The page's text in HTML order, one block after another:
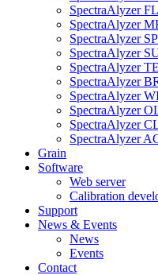
SpectraAlyzer
SpectraAlyzer
SpectraAlyzer
SpectraAlyzer
SpectraAlyzer
SpectraAlyzer
SpectraAlyzer
SpectraAlyzer
SpectraAlyzer
SpectraAlyzer
Grain
Software
Web server
Calibration
Support
News & Events
News
Events
Contact